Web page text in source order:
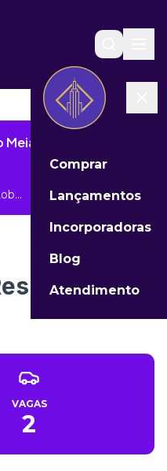
Comprar
Lançamentos
Incorporadoras
Blog
Atendimento
Praia de Itapema -
VAGAS
2